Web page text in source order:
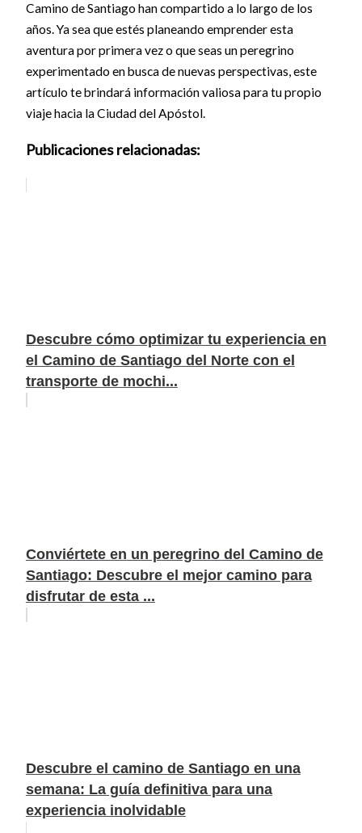
Camino de Santiago han compartido a lo largo de los
años. Ya sea que estés planeando emprender esta
aventura por primera vez o que seas un peregrino
experimentado en busca de nuevas perspectivas, este
artículo te brindará información valiosa para tu propio
viaje hacia la Ciudad del Apóstol.
Publicaciones relacionadas:
Descubre cómo optimizar tu experiencia en
el Camino de Santiago del Norte con el
transporte de mochi...
Conviértete en un peregrino del Camino de
Santiago: Descubre el mejor camino para
disfrutar de esta ...
Descubre el camino de Santiago en una
semana: La guía definitiva para una
experiencia inolvidable